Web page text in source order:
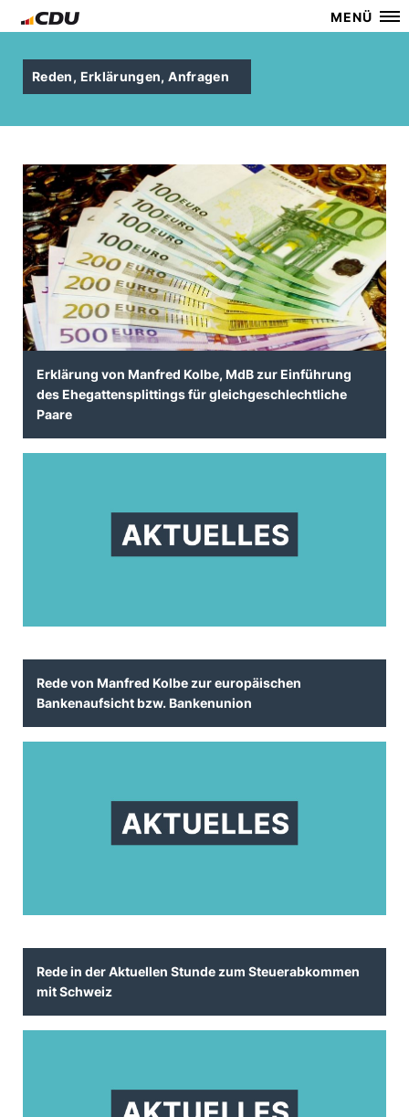
MENÜ
Reden, Erklärungen, Anfragen
Erklärung von Manfred Kolbe, MdB zur Einführung
des Ehegattensplittings für gleichgeschlechtliche
Paare
Rede von Manfred Kolbe zur europäischen
Bankenaufsicht bzw. Bankenunion
Rede in der Aktuellen Stunde zum Steuerabkommen
mit Schweiz